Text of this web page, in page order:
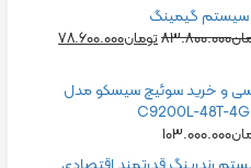
سیستم گیمینگ
۸۳.۸۰۰.۰۰۰تومان۷۸.۶۰۰.۰۰۰
و خرید سوئیچ سیسکو مدل
C9200L-48T-
۱۰۳.۰۰۰.۰۰۰